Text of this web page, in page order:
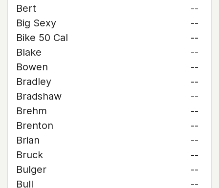
Bert
--
Big Sexy
--
Bike 50 Cal
--
Blake
--
Bowen
--
Bradley
--
Bradshaw
--
Brehm
--
Brenton
--
Brian
--
Bruck
--
Bulger
--
Bull
--